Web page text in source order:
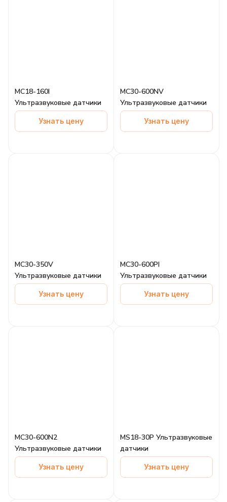
MC18-160I
Ультразвуковые датчики
Узнать цену
MC30-600NV
Ультразвуковые датчики
Узнать цену
MC30-350V
Ультразвуковые датчики
Узнать цену
MC30-600PI
Ультразвуковые датчики
Узнать цену
MC30-600N2
Ультразвуковые датчики
Узнать цену
MS18-30P Ультразвуковые
датчики
Узнать цену